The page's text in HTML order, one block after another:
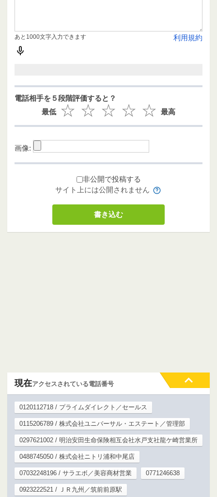
利用規約
あと1000文字入力できます
電話相手を５段階評価すると？
最低
最高
画像:
非公開で投稿する
サイト上には公開されません
現在アクセスされている電話番号
0120112718 / プライムダイレクト／セールス
0115206789 / 株式会社ユニバーサル・エステート／管理部
0297621002 / 明治安田生命保険相互会社水戸支社龍ケ崎営業所
0488745050 / 株式会社ニトリ浦和中尾店
07032248196 / サラエボ／美容商材営業 0771246638
0923222521 / ＪＲ九州／筑前前原駅